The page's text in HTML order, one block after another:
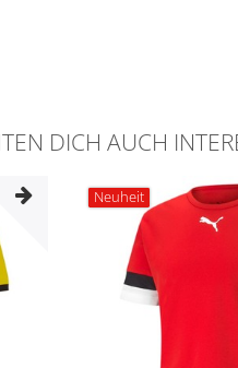
DICH AUCH
Neuheit